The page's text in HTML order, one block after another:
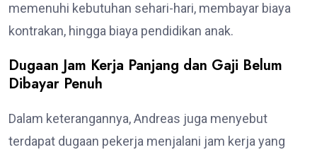
memenuhi kebutuhan sehari-hari, membayar biaya
kontrakan, hingga biaya pendidikan anak.
Dugaan Jam Kerja Panjang dan Gaji Belum
Dibayar Penuh
Dalam keterangannya, Andreas juga menyebut
terdapat dugaan pekerja menjalani jam kerja yang